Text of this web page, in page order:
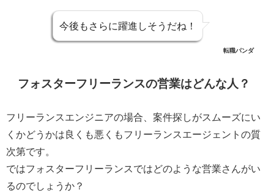
今後もさらに躍進しそうだね！
転職パンダ
フォスターフリーランスの営業はどんな人？
フリーランスエンジニアの場合、案件探しがスムーズにい
くかどうかは良くも悪くもフリーランスエージェントの質
次第です。
ではフォスターフリーランスではどのような営業さんがい
るのでしょうか？